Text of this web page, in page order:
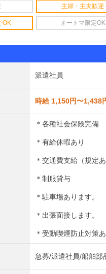
主婦・主夫歓迎
OK オートマ限定OK
派遣社員
時給 1,150円〜1,438
＊各種社会保険完備
＊有給休暇あり
＊交通費支給（規定あ
＊制服貸与
＊駐車場あります。
＊出張面接します。
＊受動喫煙防止対策
急募/派遣社員/船舶部